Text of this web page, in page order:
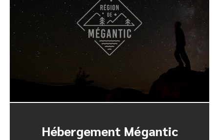
Hébergement Mégantic